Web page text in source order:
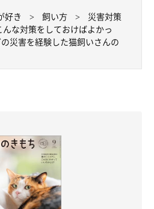
なにか異常を感じるとパニックにな
猫がとる行動について
たとき、猫はどんな行動をとりが
好き 飼い方
災害対策
んな対策をしておけばよかっ
災害を経験した猫飼いさんの